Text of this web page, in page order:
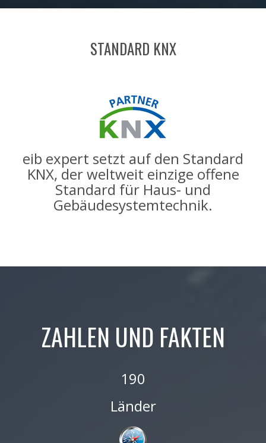
STANDARD KNX
eib expert setzt auf den Standard
KNX, der weltweit einzige offene
Standard für Haus- und
Gebäudesystemtechnik.
ZAHLEN UND FAKTEN
190
Länder